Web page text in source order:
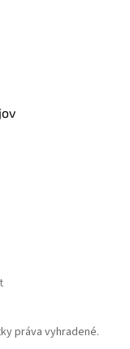
práva vyhradené.